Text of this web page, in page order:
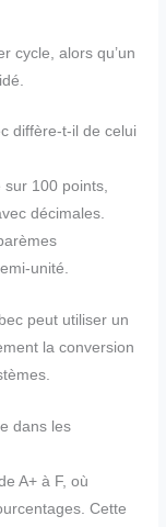
cycle, alors qu’un
diffère-t-il de celui
sur 100 points,
décimales.
unité.
peut utiliser un
la conversion
dans les
A+ à F, où
Cette